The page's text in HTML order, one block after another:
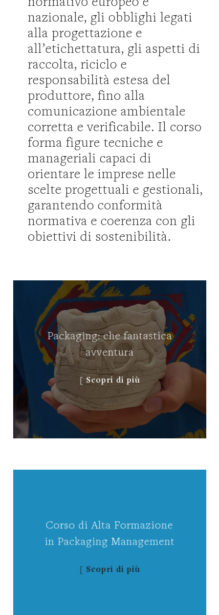
nazionale, gli obblighi legati
alla progettazione e
all’etichettatura, gli aspetti di
raccolta, riciclo e
responsabilità estesa del
produttore, fino alla
comunicazione ambientale
corretta e verificabile. Il corso
forma figure tecniche e
manageriali capaci di
orientare le imprese nelle
scelte progettuali e gestionali,
garantendo conformità
normativa e coerenza con gli
obiettivi di sostenibilità.
Packaging: che fantastica
avventura
[ Scopri di più
Corso di Alta Formazione
in Packaging Management
[ Scopri di più